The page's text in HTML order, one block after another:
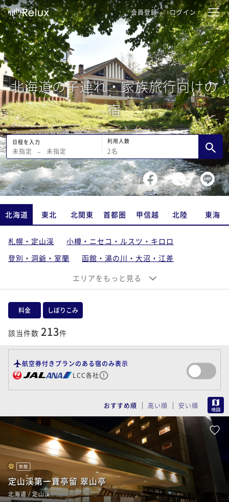
会員登録 ログイン
北海道の子連れ・家族旅行向けの
宿
日程を入力
未指定 − 未指定
利用人数
2名
北海道 東北 北関東 首都圏 甲信越 北陸 東海
札幌・定山渓
小樽・ニセコ・ルスツ・キロロ
登別・洞爺・室蘭
函館・湯の川・大沼・江差
稚内・旭川・富良野・トマム
支笏湖・千歳・苫小牧・石狩・空知
帯広・十勝川・日高
エリアをもっと見る
料金 しぼりこみ
該当件数 213件
航空券付きプランのある宿のみ表示
LCC各社
おすすめ順 高い順 安い順
旅館
定山渓第一寶亭留 翠山亭
北海道 / 定山渓